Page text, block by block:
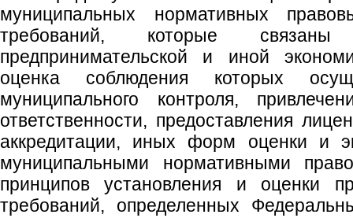
муниципальных нормативных
требований, которые
предпринимательской и иной
оценка соблюдения которых
муниципального контроля,
ответственности, предоставления
аккредитации, иных форм оценки и
муниципальными нормативными
принципов установления и оценки
требований, определенных